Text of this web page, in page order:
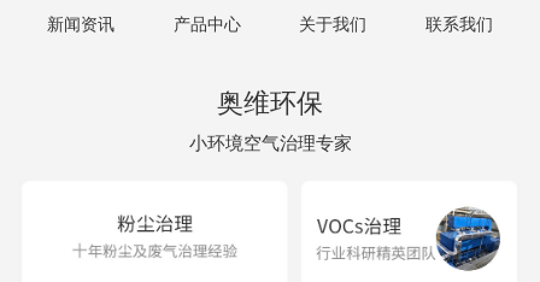
新闻资讯 产品中心 关于我们 联系我们
奥维环保
小环境空气治理专家